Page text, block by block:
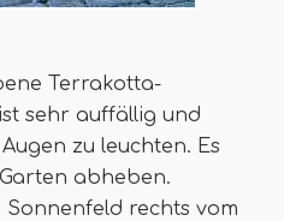
Terrakotta-
sehr auffällig und
zu leuchten. Es
abheben.
Sonnenfeld rechts vom